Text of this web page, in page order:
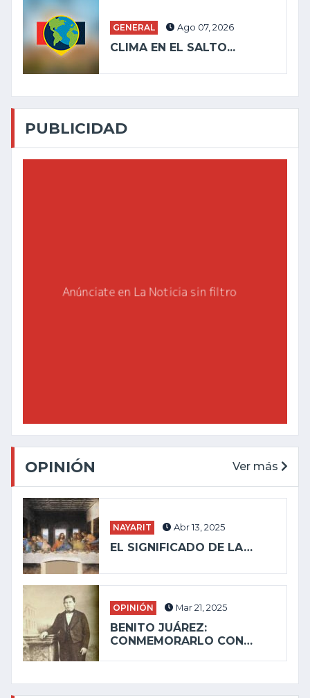
GENERAL Ago 07, 2026
CLIMA EN EL SALTO...
PUBLICIDAD
OPINIÓN Ver más
NAYARIT Abr 13, 2025
EL SIGNIFICADO DE LA…
OPINIÓN Mar 21, 2025
BENITO JUÁREZ:
CONMEMORARLO CON…